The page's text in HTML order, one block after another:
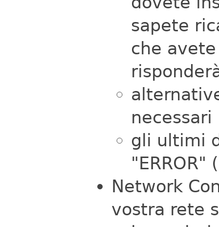
sapete
che
necessari
gli ultimi
"ERROR"
Network
vostra rete